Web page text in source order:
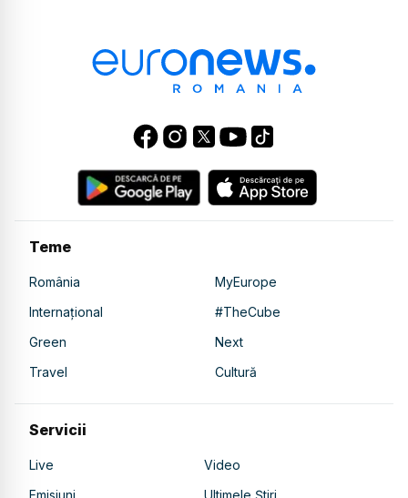
Teme
România
MyEurope
Internațional
#TheCube
Green
Next
Travel
Cultură
Servicii
Live
Video
Emisiuni
Ultimele Știri